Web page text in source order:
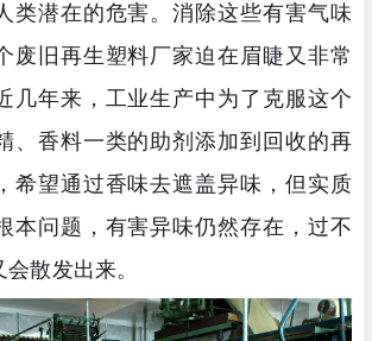
类潜在的危害。消除这些有害气味
废旧再生塑料厂家迫在眉睫又非常
几年来，工业生产中为了克服这个
、香料一类的助剂添加到回收的再
希望通过香味去遮盖异味，但实质
本问题，有害异味仍然存在，过不
散发出来。